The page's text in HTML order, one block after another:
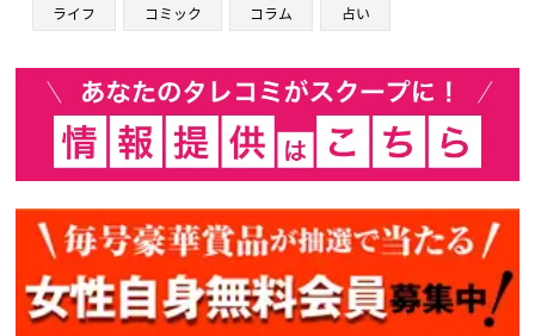
ライフ コミック コラム 占い